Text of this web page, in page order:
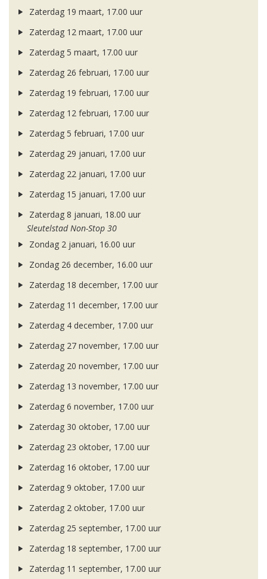
Zaterdag 19 maart, 17.00 uur
Zaterdag 12 maart, 17.00 uur
Zaterdag 5 maart, 17.00 uur
Zaterdag 26 februari, 17.00 uur
Zaterdag 19 februari, 17.00 uur
Zaterdag 12 februari, 17.00 uur
Zaterdag 5 februari, 17.00 uur
Zaterdag 29 januari, 17.00 uur
Zaterdag 22 januari, 17.00 uur
Zaterdag 15 januari, 17.00 uur
Zaterdag 8 januari, 18.00 uur
Sleutelstad Non-Stop 30
Zondag 2 januari, 16.00 uur
Zondag 26 december, 16.00 uur
Zaterdag 18 december, 17.00 uur
Zaterdag 11 december, 17.00 uur
Zaterdag 4 december, 17.00 uur
Zaterdag 27 november, 17.00 uur
Zaterdag 20 november, 17.00 uur
Zaterdag 13 november, 17.00 uur
Zaterdag 6 november, 17.00 uur
Zaterdag 30 oktober, 17.00 uur
Zaterdag 23 oktober, 17.00 uur
Zaterdag 16 oktober, 17.00 uur
Zaterdag 9 oktober, 17.00 uur
Zaterdag 2 oktober, 17.00 uur
Zaterdag 25 september, 17.00 uur
Zaterdag 18 september, 17.00 uur
Zaterdag 11 september, 17.00 uur